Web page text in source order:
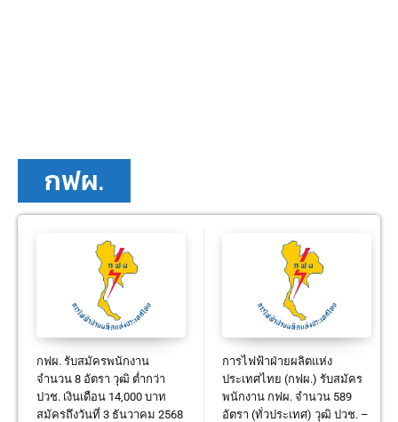
กฟผ.
กฟผ. รับสมัครพนักงาน
จำนวน 8 อัตรา วุฒิ ต่ำกว่า
ปวช. เงินเดือน 14,000 บาท
สมัครถึงวันที่ 3 ธันวาคม 2568
การไฟฟ้าฝ่ายผลิตแห่ง
ประเทศไทย (กฟผ.) รับสมัคร
พนักงาน กฟผ. จำนวน 589
อัตรา (ทั่วประเทศ) วุฒิ ปวช. –